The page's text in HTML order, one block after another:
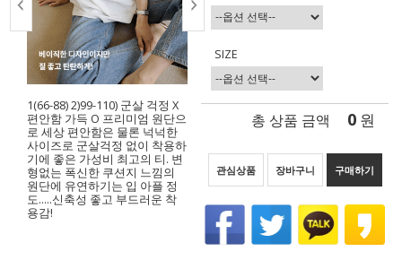
1(66-88) 2)99-110) 군살 걱정 X
편안함 가득 O 프리미엄 원단으
로 세상 편안함은 물론 넉넉한
사이즈로 군살걱정 없이 착용하
기에 좋은 가성비 최고의 티. 변
형없는 폭신한 쿠션지 느낌의
원단에 유연하기는 입 아플 정
도…..신축성 좋고 부드러운 착
용감!
SIZE
총 상품 금액 0 원
관심상품 장바구니 구매하기